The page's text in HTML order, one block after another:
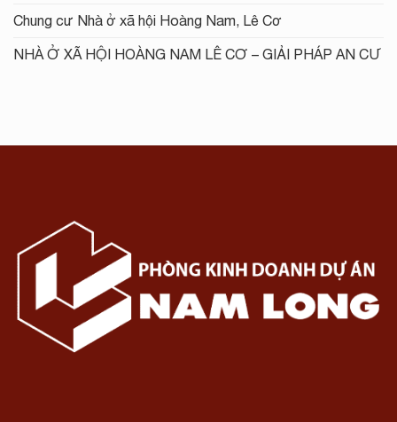
Chung cư Nhà ở xã hội Hoàng Nam, Lê Cơ
NHÀ Ở XÃ HỘI HOÀNG NAM LÊ CƠ – GIẢI PHÁP AN CƯ